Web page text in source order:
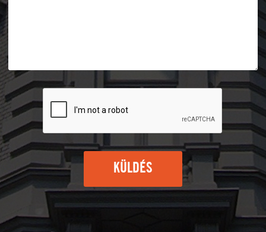
KÜLDÉS